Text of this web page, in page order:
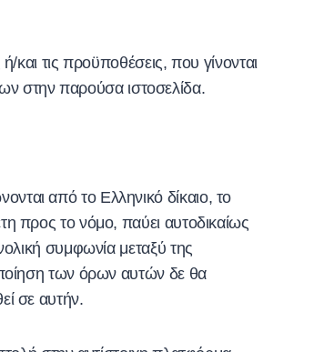
τις προϋποθέσεις, που γίνονται
στην παρούσα ιστοσελίδα.
από το Ελληνικό δίκαιο, το
προς το νόμο, παύει αυτοδικαίως
συμφωνία μεταξύ της
των όρων αυτών δε θα
σε αυτήν.